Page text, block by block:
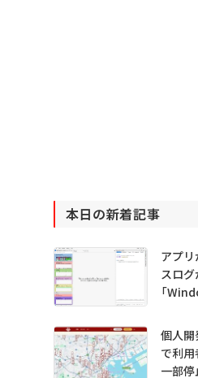
本日の新着記事
アプ
スロ
「
プレ
個人開
で利
一部